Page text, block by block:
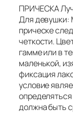
ПРИЧЕСКА
Для девушки:
прическе
четкости.
гамме или в
маленькой,
фиксация
условие
должна быть